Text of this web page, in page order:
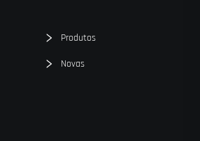
Produtos
Novas